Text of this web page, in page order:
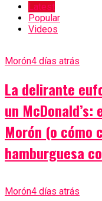
Latest
Popular
Videos
Morón4 días atrás
La delirante
un
Morón (o cómo
hamburguesa
Morón4 días atrás